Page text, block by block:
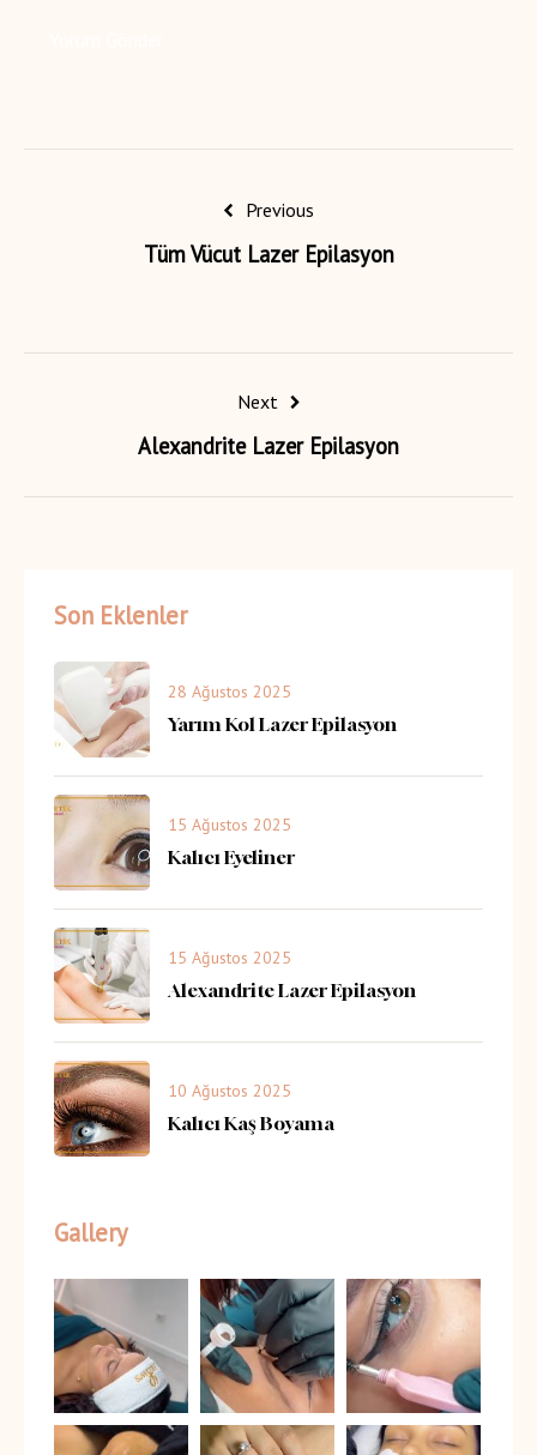
Previous
Tüm Vücut Lazer Epilasyon
Next
Alexandrite Lazer Epilasyon
Son Eklenler
28 Ağustos 2025
Yarım Kol Lazer Epilasyon
15 Ağustos 2025
Kalıcı Eyeliner
15 Ağustos 2025
Alexandrite Lazer Epilasyon
10 Ağustos 2025
Kalıcı Kaş Boyama
Gallery